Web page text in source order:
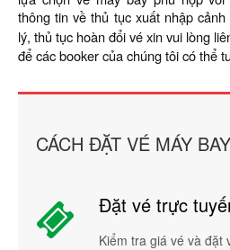
thông tin về thủ tục xuất nhập
lý, thủ tục hoàn đổi vé xin vui lòng
để các booker của chúng tôi có thể
CÁCH ĐẶT VÉ MÁY
Đặt vé trực
Kiểm tra giá vé và đặt